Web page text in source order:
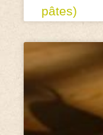
pâtes)